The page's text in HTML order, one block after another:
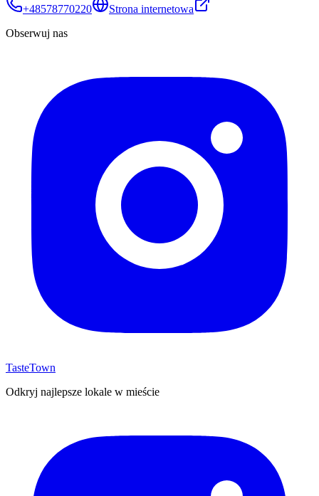
+48578770220
Strona internetowa
Obserwuj nas
TasteTown
Odkryj najlepsze lokale w mieście